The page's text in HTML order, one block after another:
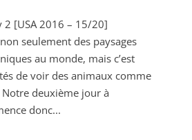
[USA 2016 – 15/20]
seulement des paysages
au monde, mais c’est
de voir des animaux comme
deuxième jour à
donc...